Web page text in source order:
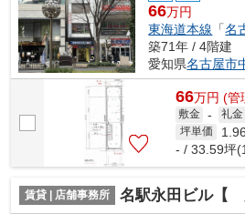
66万円
東海道本線 「名
築71年 / 4階建
愛知県名古屋市
66万円 (管
敷金 - 礼金
坪単価 1.96
- / 33.59坪
賃貸 | 店舗事務所 名駅永田ビル【 店